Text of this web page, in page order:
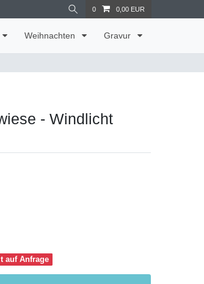
0 0,00 EUR
Weihnachten Gravur
- Windlicht
auf Anfrage